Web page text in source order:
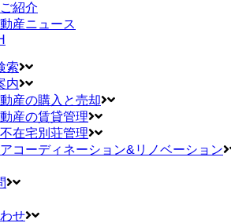
紹介
産ニュース
索
内
産の購入と売却
産の賃貸管理
在宅別荘管理
コーディネーション&リノベーション
せ